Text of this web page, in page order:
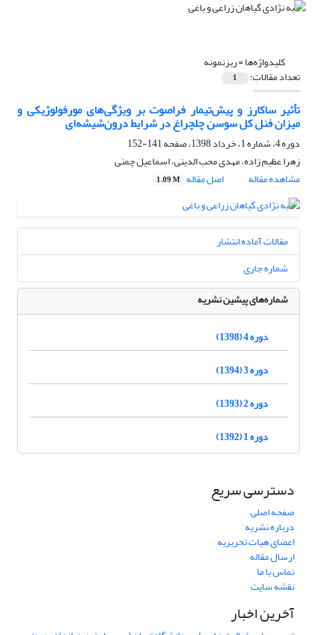
کلیدواژه‌ها =ریزنمونه
تعداد مقالات: 1
تأثیر ساکارز و پیش‌تیمار فراصوت بر ویژگی‌های مورفولوژیکی و
میزان فنل کل سوسن چلچراغ در شرایط درون‌شیشه‌ای
دوره 4، شماره 1، خرداد 1398، صفحه
141-152
زهرا عظیم زاده، مهدی محب الدینی، اسماعیل چمنی
مشاهده مقاله
اصل مقاله 1.09 M
مقالات آماده انتشار
شماره جاری
شماره‌های پیشین نشریه
دوره 4 (1398)
دوره 3 (1394)
دوره 2 (1393)
دوره 1 (1392)
دسترسی سریع
صفحه اصلی
درباره نشریه
اعضای هیات تحریریه
ارسال مقاله
تماس با ما
نقشه سایت
آخرین اخبار